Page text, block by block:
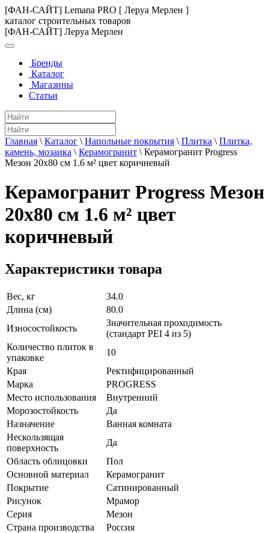
[ФАН-САЙТ] Lemana PRO [ Леруа Мерлен ]
каталог строительных товаров
[ФАН-САЙТ] Леруа Мерлен
Бренды
Каталог
Магазины
Статьи
Главная \ Каталог \ Напольные покрытия \ Плитка \ Плитка,
камень, мозаика \ Керамогранит \ Керамогранит Progress
Мезон 20х80 см 1.6 м² цвет коричневый
Керамогранит Progress Мезон
20х80 см 1.6 м² цвет
коричневый
Характеристики товара
Вес, кг
34.0
Длина (см)
80.0
Износостойкость
Значительная проходимость
(стандарт PEI 4 из 5)
Количество плиток в
упаковке
10
Края
Ректифицированный
Марка
PROGRESS
Место использования
Внутренний
Морозостойкость
Да
Назначение
Ванная комната
Нескользящая
поверхность
Да
Область облицовки
Пол
Основной материал
Керамогранит
Покрытие
Сатинированный
Рисунок
Мрамор
Серия
Мезон
Страна производства
Россия